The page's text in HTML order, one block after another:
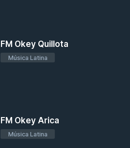
FM Okey Quillota
Música Latina
FM Okey Arica
Música Latina